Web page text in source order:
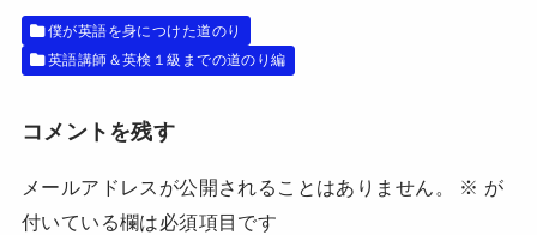
ン
ド
ウ
で
開
す
)
僕が英語を身につけた道のり
英語講師＆英検１級までの道のり編
コメントを残す
メールアドレスが公開されることはありません。 ※ が
付いている欄は必須項目です